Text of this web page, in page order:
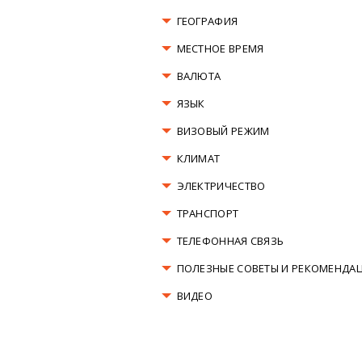
ГЕОГРАФИЯ
МЕСТНОЕ ВРЕМЯ
ВАЛЮТА
ЯЗЫК
ВИЗОВЫЙ РЕЖИМ
КЛИМАТ
ЭЛЕКТРИЧЕСТВО
ТРАНСПОРТ
ТЕЛЕФОННАЯ СВЯЗЬ
ПОЛЕЗНЫЕ СОВЕТЫ И
ВИДЕО